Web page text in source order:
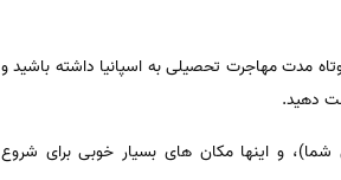
مدت مهاجرت تحصیلی به اسپانیا داشته باشید و
دهید.
و اینها مکان های بسیار خوبی برای شروع